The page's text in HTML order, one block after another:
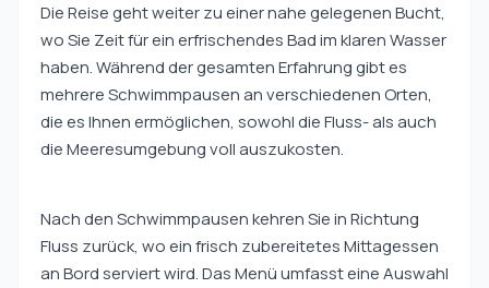
Die Reise geht weiter zu einer nahe gelegenen Bucht,
wo Sie Zeit für ein erfrischendes Bad im klaren Wasser
haben. Während der gesamten Erfahrung gibt es
mehrere Schwimmpausen an verschiedenen Orten,
die es Ihnen ermöglichen, sowohl die Fluss- als auch
die Meeresumgebung voll auszukosten.
Nach den Schwimmpausen kehren Sie in Richtung
Fluss zurück, wo ein frisch zubereitetes Mittagessen
an Bord serviert wird. Das Menü umfasst eine Auswahl